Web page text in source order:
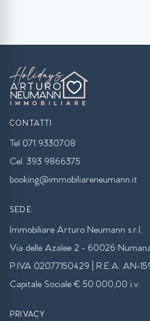
CONTATTI
Tel 071 9330708
Cel. 393 9866375
booking@immobiliareneumann.it
SEDE
Immobiliare Arturo Neumann s.r.l.
Via delle Azalee 2 - 60026
P.IVA 02077150429 | R.E.A. AN-
Capitale Sociale € 50.000,00 i.v.
PRIVACY